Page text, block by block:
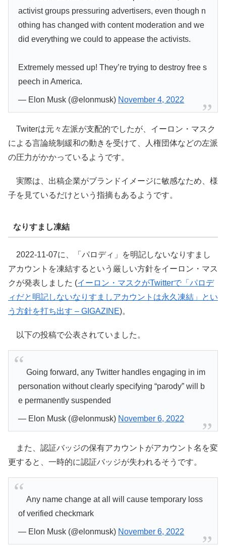
activist groups pressuring advertisers, even though n
othing has changed with content moderation and we
did everything we could to appease the activists.
Extremely messed up! They’re trying to destroy free s
peech in America.
— Elon Musk (@elonmusk) November 4, 2022
Twiterは元々左派が支配的でしたが、イーロン・マスク
による言論統制緩和の動きを受けて、人権団体などの左派
の圧力がかかっているようです。
実際は、出稿企業がブランドイメージに敏感なため、様
子を見ているだけという指摘もあるようです。
なりすまし凍結
2022-11-07に、「パロディ」を明記しないなりすまし
アカウントを凍結するという厳しい方針をイーロン・マス
クが発表しました (イーロン・マスクがTwitterで「パロデ
ィだと明記しないなりすましアカウントは永久凍結」とい
う方針を打ち出す – GIGAZINE)。
以下の投稿で公表されていました。
Going forward, any Twitter handles engaging in im
personation without clearly specifying “parody” will b
e permanently suspended
— Elon Musk (@elonmusk) November 6, 2022
また、認証バッジの保有アカウントがアカウント名を変
更すると、一時的に認証バッジが失われるそうです。
Any name change at all will cause temporary loss
of verified checkmark
— Elon Musk (@elonmusk) November 6, 2022